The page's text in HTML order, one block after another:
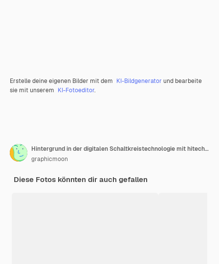
Erstelle deine eigenen Bilder mit dem KI-Bildgenerator und bearbeite
sie mit unserem KI-Fotoeditor.
Hintergrund in der digitalen Schaltkreistechnologie mit hitech digitalem Datenverbindungssystem
graphicmoon
Diese Fotos könnten dir auch gefallen